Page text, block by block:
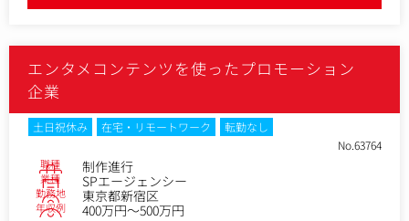
供します。
お任せする案件は、バーチャル体験や新規ビジネス創出、エ
ンタメ事業、社会課題解決など様々。ほとんどのプロジェク
トが数億円規模で、国内・海外、オンライン、オフラインを
問わず様々な手段を通してクライアントの課題を解決を目指
せるスケールの大きさが魅力です。
＜提案事例＞
・人気キャラクターと楽しむ体験型企画展
エンタメコンテンツを使ったプロモーション
企業
土日祝休み 在宅・リモートワーク
転勤なし
No.63764
職種 制作進行
業種 SPエージェンシー
勤務地 東京都新宿区
年収例
400万円～500万円